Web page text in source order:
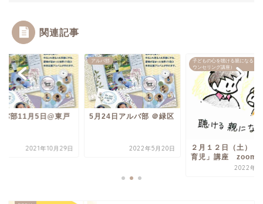
関連記事
バ部11月5日@東戸
2021年10月29日
アルバ部
5月24日アルバ部 ＠緑区
2022年5月20日
子どもの心を聴ける親になる！
ウンセリング講座）
２月１２日（土）「
育児」講座 zoom
2022年2